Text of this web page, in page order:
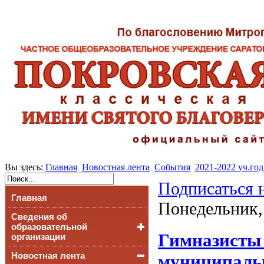
Вы здесь: Главная Новостная лента События 2021-2022 уч.год
Главная
Сведения об
образовательной
организации
Основные сведения
Новостная лента
Подписаться
Гимназисты